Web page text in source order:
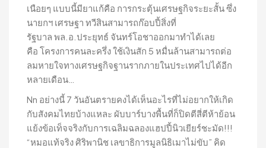
เนือยๆ แบบนี้มียาแก้คือ การกระตุ้นเศรษฐกิจระยะสั้น ซึ่ง
นายกฯ เศรษฐา ทวีสินสามารถก๊อบปี้สิ่งที่
รัฐบาล พล.อ.ประยุทธ์ จันทร์โอชาออกมาทำได้เลย
คือ โครงการคนละครึ่ง ใช้เงินสัก 5 หมื่นล้านสามารถต่อ
ลมหายใจทางเศรษฐกิจฐานรากภายในประเทศไปได้อีก
หลายเดือน…
Nn อย่างนี้ 7 วันอันตรายคงได้เห็นอะไรที่ไม่อยากให้เกิด
กับสังคมไทยบ้างแหละ ผับบาร์บางพื้นที่ก็ปิดตีสี่ตีห้าย้อน
แย้งข้อเท็จจริงกับการเฉลิมฉลองแฮปปี้นิวเยียร์ชะมัด!!!
“หมอแท้จริง ศิริพานิช เลขาธิการมูลนิธิเมาไม่ขับ” คิด